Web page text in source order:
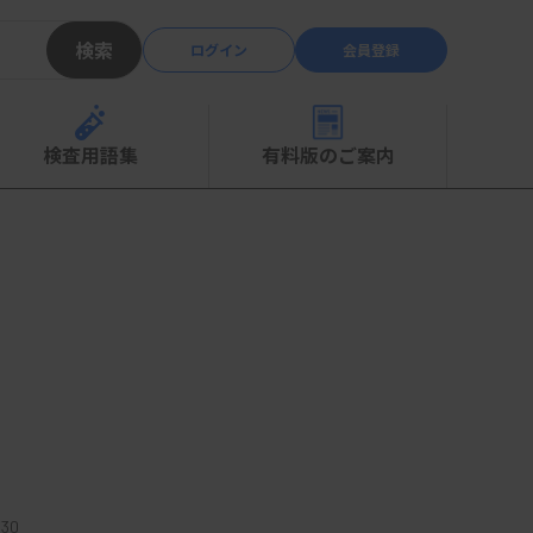
検索 ログイン 会員登録
検査用語集 有料版のご案内